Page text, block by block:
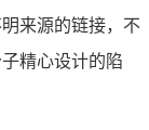
来源的链接，不
精心设计的陷